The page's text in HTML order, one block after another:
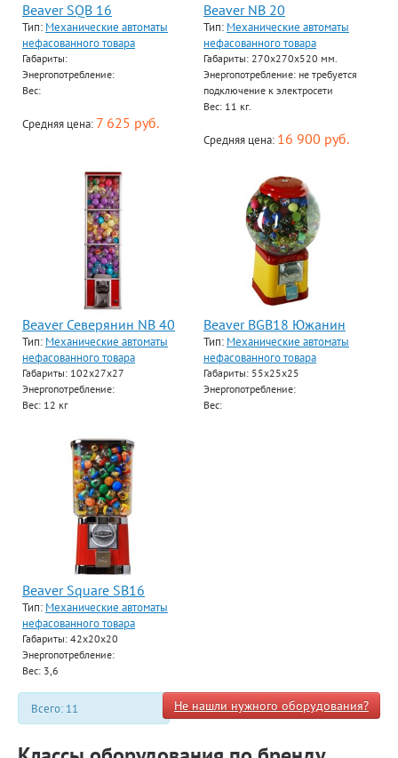
Beaver SQB 16
Тип: Механические автоматы
нефасованного товара
Габариты:
Энергопотребление:
Вес:
Средняя цена: 7 625 руб.
Beaver NB 20
Тип: Механические автоматы
нефасованного товара
Габариты: 270х270х520 мм.
Энергопотребление: не требуется
подключение к электросети
Вес: 11 кг.
Средняя цена: 16 900 руб.
Beaver Северянин NB 40
Тип: Механические автоматы
нефасованного товара
Габариты: 102х27х27
Энергопотребление:
Вес: 12 кг
Beaver BGB18 Южанин
Тип: Механические автоматы
нефасованного товара
Габариты: 55х25х25
Энергопотребление:
Вес:
Beaver Square SB16
Тип: Механические автоматы
нефасованного товара
Габариты: 42х20х20
Энергопотребление:
Вес: 3,6
Не нашли нужного оборудования?
Всего: 11